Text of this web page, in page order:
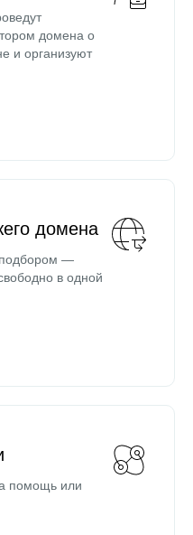
домена о
и организуют
домена
подбором —
в одной
помощь или